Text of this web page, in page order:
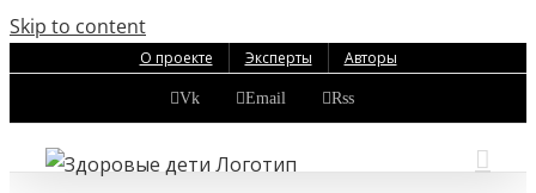
Skip to content
О проекте Эксперты Авторы
Vk Email Rss